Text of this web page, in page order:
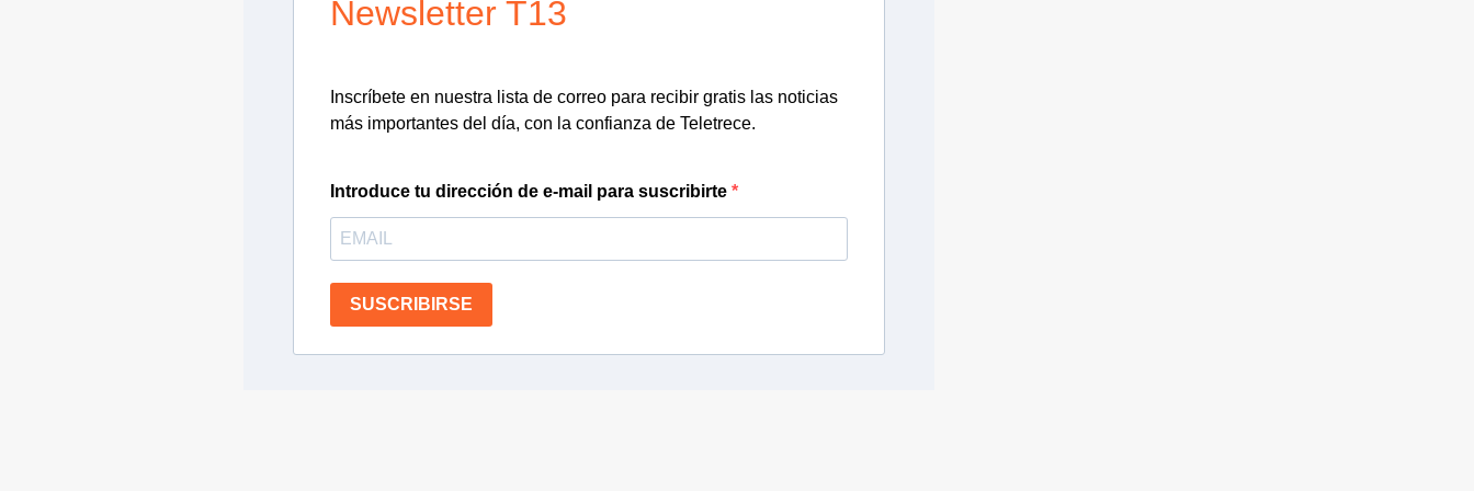
Newsletter T13
Inscríbete en nuestra lista de correo para recibir gratis las noticias
más importantes del día, con la confianza de Teletrece.
Introduce tu dirección de e-mail para suscribirte
SUSCRIBIRSE